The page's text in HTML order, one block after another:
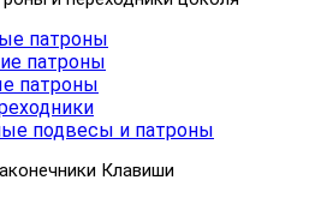
патроны
патроны
патроны
подвесы и патроны
Клавиши